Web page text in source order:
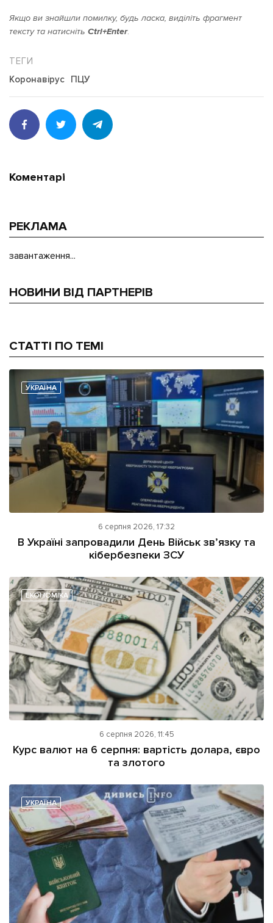
Якщо ви знайшли помилку, будь ласка, виділіть фрагмент
тексту та натисніть Ctrl+Enter.
Коронавірус ПЦУ
Коментарі
РЕКЛАМА
завантаження...
НОВИНИ ВІД ПАРТНЕРІВ
СТАТТІ ПО ТЕМІ
УКРАЇНА
6 серпня 2026, 17:32
В Україні запровадили День Військ зв’язку та
кібербезпеки ЗСУ
ЕКОНОМІКА
6 серпня 2026, 11:45
Курс валют на 6 серпня: вартість долара, євро
та злотого
УКРАЇНА